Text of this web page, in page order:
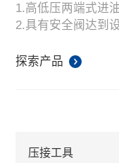
压接工具
1.高低压两端式进
2.具有安全阀达到
4.采用高强度合金
探索产品